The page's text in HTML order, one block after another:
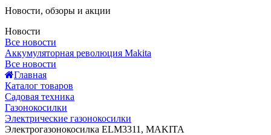
Новости, обзоры и акции
Новости
Все новости
Аккумуляторная революция Makita
Все новости
Главная
Каталог товаров
Садовая техника
Газонокосилки
Электрические газонокосилки
Электрогазонокосилка ELM3311, MAKITA